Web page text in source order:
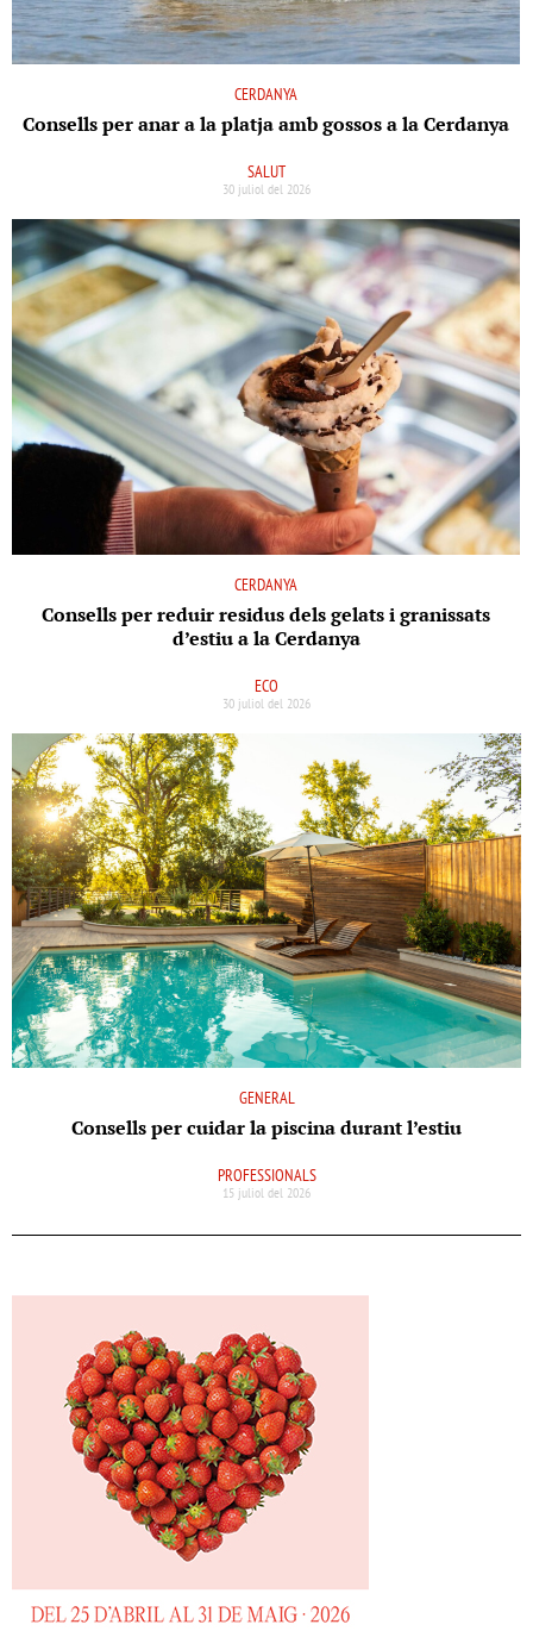
CERDANYA
Consells per anar a la platja amb gossos a la Cerdanya
SALUT
30 juliol del 2026
CERDANYA
Consells per reduir residus dels gelats i granissats
d’estiu a la Cerdanya
ECO
30 juliol del 2026
GENERAL
Consells per cuidar la piscina durant l’estiu
PROFESSIONALS
15 juliol del 2026